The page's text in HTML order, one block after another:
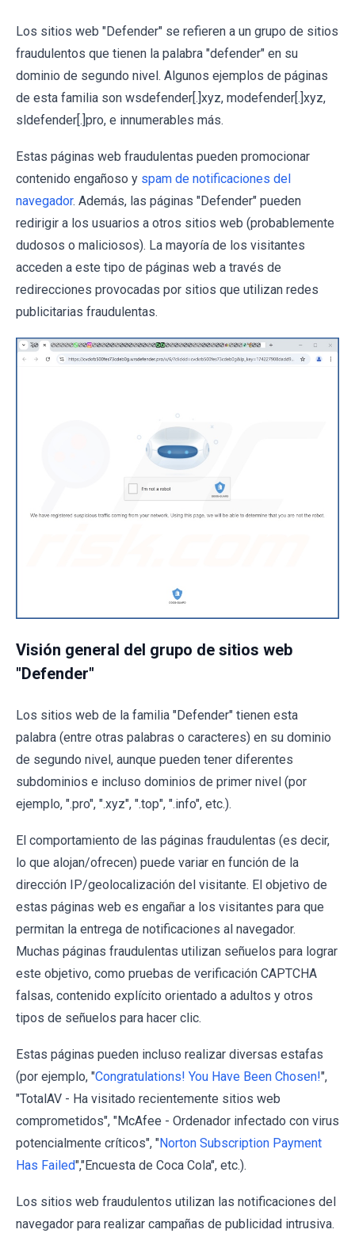
Los sitios web "Defender" se refieren a un grupo de sitios
fraudulentos que tienen la palabra "defender" en su
dominio de segundo nivel. Algunos ejemplos de páginas
de esta familia son wsdefender[.]xyz, modefender[.]xyz,
sldefender[.]pro, e innumerables más.
Estas páginas web fraudulentas pueden promocionar
contenido engañoso y spam de notificaciones del
navegador. Además, las páginas "Defender" pueden
redirigir a los usuarios a otros sitios web (probablemente
dudosos o maliciosos). La mayoría de los visitantes
acceden a este tipo de páginas web a través de
redirecciones provocadas por sitios que utilizan redes
publicitarias fraudulentas.
Visión general del grupo de sitios web
"Defender"
Los sitios web de la familia "Defender" tienen esta
palabra (entre otras palabras o caracteres) en su dominio
de segundo nivel, aunque pueden tener diferentes
subdominios e incluso dominios de primer nivel (por
ejemplo, ".pro", ".xyz", ".top", ".info", etc.).
El comportamiento de las páginas fraudulentas (es decir,
lo que alojan/ofrecen) puede variar en función de la
dirección IP/geolocalización del visitante. El objetivo de
estas páginas web es engañar a los visitantes para que
permitan la entrega de notificaciones al navegador.
Muchas páginas fraudulentas utilizan señuelos para lograr
este objetivo, como pruebas de verificación CAPTCHA
falsas, contenido explícito orientado a adultos y otros
tipos de señuelos para hacer clic.
Estas páginas pueden incluso realizar diversas estafas
(por ejemplo, "Congratulations! You Have Been Chosen!",
"TotalAV - Ha visitado recientemente sitios web
comprometidos", "McAfee - Ordenador infectado con virus
potencialmente críticos", "Norton Subscription Payment
Has Failed","Encuesta de Coca Cola", etc.).
Los sitios web fraudulentos utilizan las notificaciones del
navegador para realizar campañas de publicidad intrusiva.